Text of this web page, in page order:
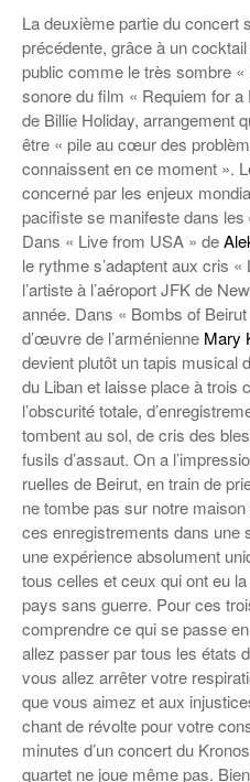
La deuxième partie du concert
précédente, grâce à un
public comme le très sombre
sonore du film « Requiem for
de Billie Holiday, arrangement
être « pile au cœur des
connaissent en ce moment ».
concerné par les enjeux
pacifiste se manifeste dans
Dans « Live from USA » de
le rythme s’adaptent aux cris
l’artiste à l’aéroport JFK de
année. Dans « Bombs of
d’œuvre de l’arménienne Mary
devient plutôt un tapis musical
du Liban et laisse place à trois
l’obscurité totale,
tombent au sol, de cris des
fusils d’assaut. On a
ruelles de Beirut, en train de
ne tombe pas sur notre
ces enregistrements dans une
une expérience absolument
tous celles et ceux qui ont eu
pays sans guerre. Pour ces
comprendre ce qui se passe
allez passer par tous les états
vous allez arrêter votre
que vous aimez et aux
chant de révolte pour votre
minutes d’un concert du
quartet ne joue même pas.